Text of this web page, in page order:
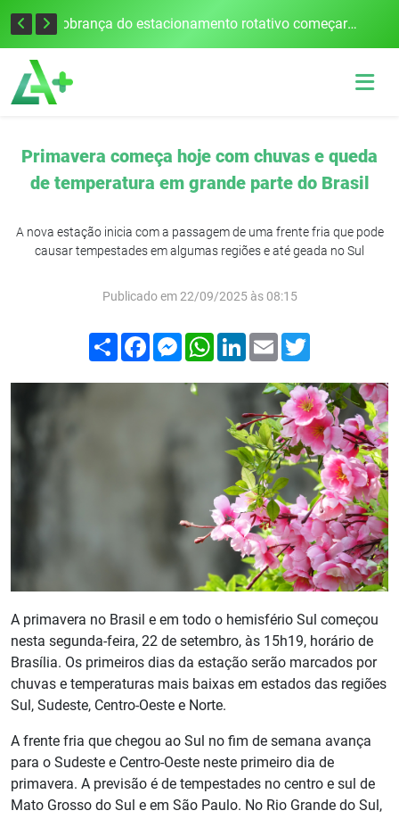
Empresário mantido como refém morre em acidente após assalto em Cerro Largo Cobrança do estacionamento rotativo começará em 10 dias em Frederico Westphalen
Primavera começa hoje com chuvas e queda
de temperatura em grande parte do Brasil
A nova estação inicia com a passagem de uma frente fria que pode
causar tempestades em algumas regiões e até geada no Sul
Publicado em 22/09/2025 às 08:15
Compartilhar
FacebookMessenger
WhatsApp
LinkedIn
Email
A primavera no Brasil e em todo o hemisfério Sul começou
nesta segunda-feira, 22 de setembro, às 15h19, horário de
Brasília. Os primeiros dias da estação serão marcados por
chuvas e temperaturas mais baixas em estados das regiões
Sul, Sudeste, Centro-Oeste e Norte.
A frente fria que chegou ao Sul no fim de semana avança
para o Sudeste e Centro-Oeste neste primeiro dia de
primavera. A previsão é de tempestades no centro e sul de
Mato Grosso do Sul e em São Paulo. No Rio Grande do Sul,